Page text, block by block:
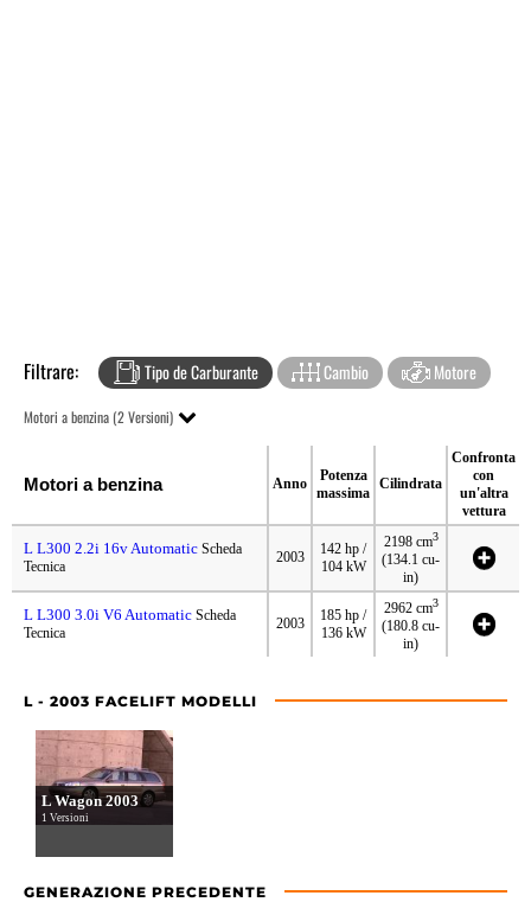
Filtrare: Tipo de Carburante Cambio Motore
Motori a benzina (2 Versioni)
Motori a benzina Anno
Potenza
massima
Cilindrata
Confronta
con
un'altra
vettura
L L300 2.2i 16v Automatic Scheda
Tecnica
2003
142 hp /
104 kW
2198 cm3
(134.1 cu-
in)
L L300 3.0i V6 Automatic Scheda
Tecnica
2003
185 hp /
136 kW
2962 cm3
(180.8 cu-
in)
L - 2003 FACELIFT MODELLI
L Wagon 2003
1 Versioni
GENERAZIONE PRECEDENTE